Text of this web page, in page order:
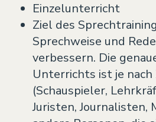
Einzelunterricht
Ziel des
Sprechweise und
verbessern. Die
Unterrichts ist je
(Schauspieler,
Juristen, Journalisten,